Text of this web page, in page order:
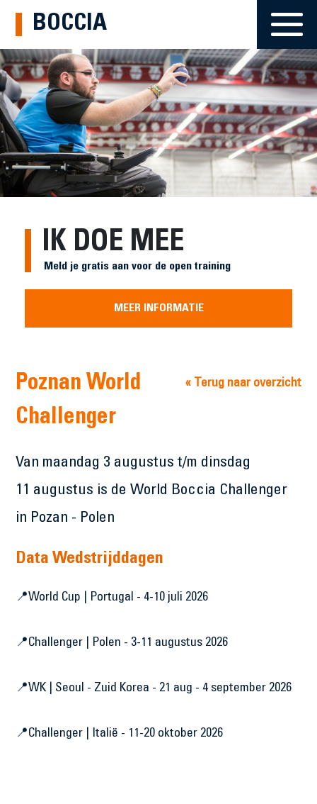
IK DOE MEE
Meld je gratis aan voor de open training
MEER INFORMATIE
BOCCIA
« Terug naar overzicht
Poznan World
Challenger
Van maandag 3 augustus t/m dinsdag
11 augustus is de World Boccia Challenger
in Pozan - Polen
Data Wedstrijddagen
📍World Cup | Portugal - 4-10 juli 2026
📍Challenger | Polen - 3-11 augustus 2026
📍WK | Seoul - Zuid Korea - 21 aug - 4 september 2026
📍Challenger | Italië - 11-20 oktober 2026